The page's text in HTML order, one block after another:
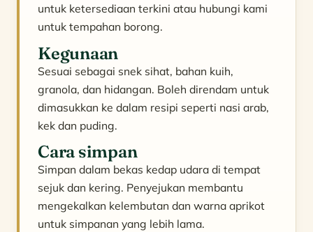
untuk ketersediaan terkini atau hubungi kami
untuk tempahan borong.
Kegunaan
Sesuai sebagai snek sihat, bahan kuih,
granola, dan hidangan. Boleh direndam untuk
dimasukkan ke dalam resipi seperti nasi arab,
kek dan puding.
Cara simpan
Simpan dalam bekas kedap udara di tempat
sejuk dan kering. Penyejukan membantu
mengekalkan kelembutan dan warna aprikot
untuk simpanan yang lebih lama.